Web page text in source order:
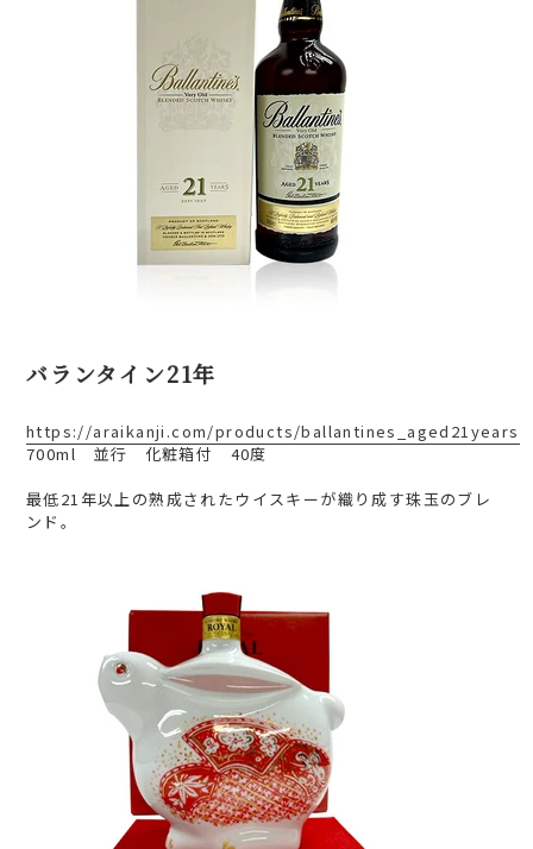
バランタイン21年
https://araikanji.com/products/ballantines_aged21years
700ml 並行 化粧箱付 40度
最低21年以上の熟成されたウイスキーが織り成す珠玉のブレ
ンド。